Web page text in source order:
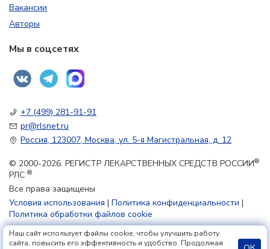
Вакансии
Авторы
Мы в соцсетях
+7 (499) 281-91-91
pr@rlsnet.ru
Россия, 123007, Москва, ул. 5-я Магистральная, д. 12
© 2000-2026. РЕГИСТР ЛЕКАРСТВЕННЫХ СРЕДСТВ РОССИИ®
РЛС ®
Все права защищены
Условия использования | Политика конфиденциальности |
Политика обработки файлов cookie
18+
Наш сайт использует файлы cookie, чтобы улучшить работу
сайта, повысить его эффективность и удобство. Продолжая